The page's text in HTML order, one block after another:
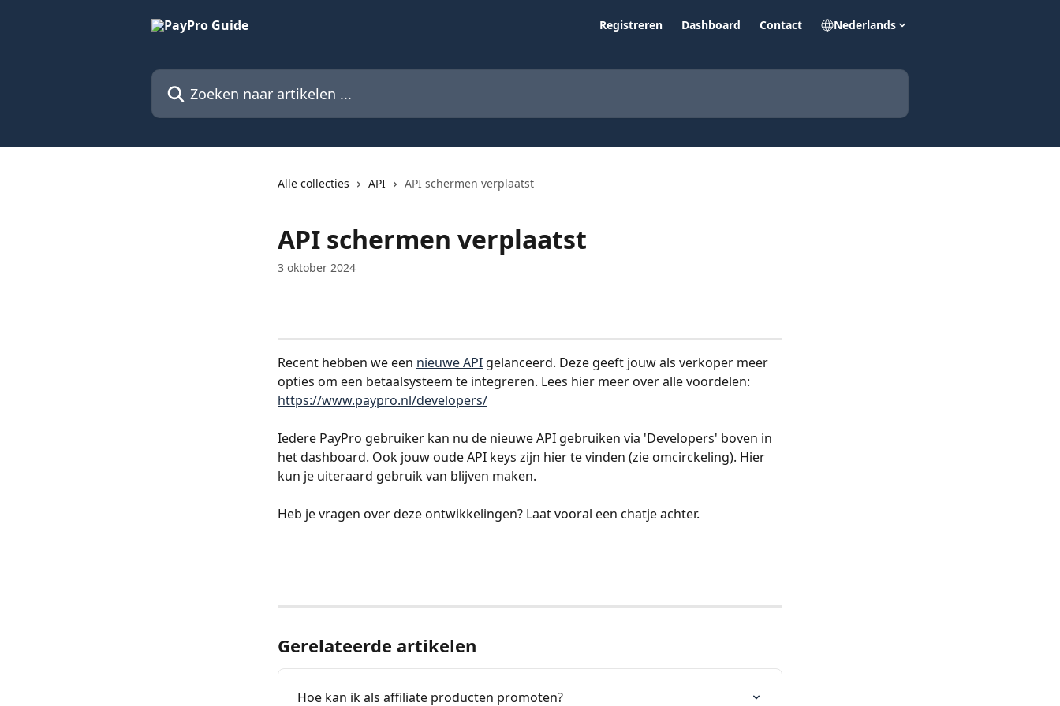
Registreren Dashboard Contact Nederlands
Zoeken naar artikelen ...
Alle collecties API API schermen verplaatst
API schermen verplaatst
3 oktober 2024
Recent hebben we een nieuwe API gelanceerd. Deze geeft jouw als verkoper meer
opties om een betaalsysteem te integreren. Lees hier meer over alle voordelen:
https://www.paypro.nl/developers/
Iedere PayPro gebruiker kan nu de nieuwe API gebruiken via 'Developers' boven in
het dashboard. Ook jouw oude API keys zijn hier te vinden (zie omcirckeling). Hier
kun je uiteraard gebruik van blijven maken.
Heb je vragen over deze ontwikkelingen? Laat vooral een chatje achter.
Gerelateerde artikelen
Hoe kan ik als affiliate producten promoten?